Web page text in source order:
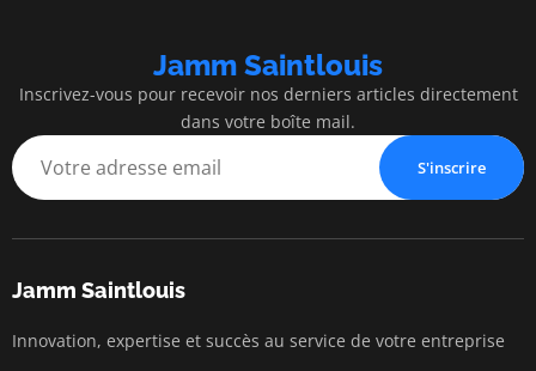
Jamm Saintlouis
Inscrivez-vous pour recevoir nos derniers articles directement
dans votre boîte mail.
S'inscrire
Jamm Saintlouis
Innovation, expertise et succès au service de votre entreprise